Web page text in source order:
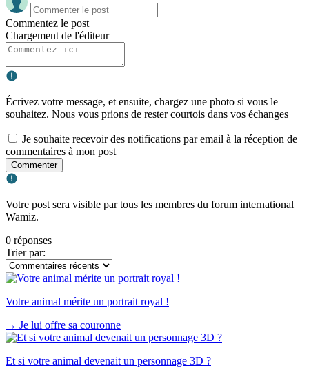
Commentez le post
Chargement de l'éditeur
Écrivez votre message, et ensuite, chargez une photo si vous le
souhaitez. Nous vous prions de rester courtois dans vos échanges
Je souhaite recevoir des notifications par email à la réception de
commentaires à mon post
Commenter
Votre post sera visible par tous les membres du forum international
Wamiz.
0 réponses
Trier par:
Votre animal mérite un portrait royal !
→ Je lui offre sa couronne
Et si votre animal devenait un personnage 3D ?